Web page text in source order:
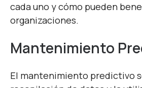
cada uno y cómo pueden
organizaciones.
Mantenimiento
El mantenimiento predictivo